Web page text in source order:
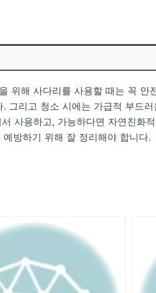
위해 사다리를 사용할 때는 꼭
그리고 청소 시에는 가급적 부드
사용하고, 가능하다면 자연친화
방하기 위해 잘 정리해야 합니다.